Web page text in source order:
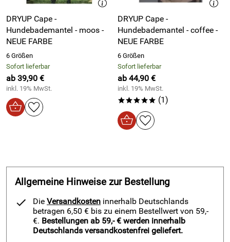
XS = 48cm
S = 56 cm
M = 60 cm
L = 65 cm
XL = 70 cm
Material:
100% Baumwoll-Frottee
Hersteller: A.F. Textil GmbH, Am Kirchberg 27a, 50354 Hürth,
info@actionfactory.de
DRYUP Cape -
Hundebademantel - moos -
NEUE FARBE
6 Größen
Sofort lieferbar
ab 39,90 €
inkl. 19% MwSt.
DRYUP Cape -
Hundebademantel - coffee -
NEUE FARBE
6 Größen
Sofort lieferbar
ab 44,90 €
inkl. 19% MwSt.
***** (1)
Allgemeine Hinweise zur Bestellung
Die Versandkosten innerhalb Deutschlands
betragen 6,50 € bis zu einem Bestellwert von 59,-
€. Bestellungen ab 59,- € werden innerhalb
Deutschlands versandkostenfrei geliefert.